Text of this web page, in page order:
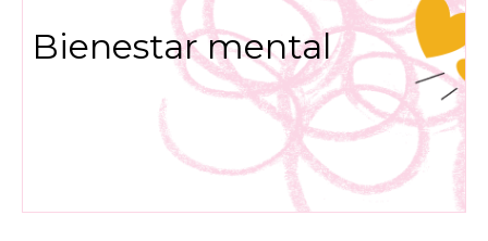
Bienestar mental